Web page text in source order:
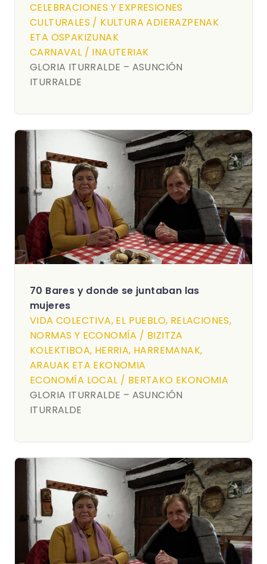
CELEBRACIONES Y EXPRESIONES
CULTURALES / KULTURA ADIERAZPENAK
ETA OSPAKIZUNAK
CARNAVAL / INAUTERIAK
GLORIA ITURRALDE – ASUNCIÓN
ITURRALDE
70 Bares y donde se juntaban las
mujeres
VIDA COLECTIVA, EL PUEBLO, RELACIONES,
NORMAS Y ECONOMÍA / BIZITZA
KOLEKTIBOA, HERRIA, HARREMANAK,
ARAUAK ETA EKONOMIA
ECONOMÍA LOCAL / BERTAKO EKONOMIA
GLORIA ITURRALDE – ASUNCIÓN
ITURRALDE